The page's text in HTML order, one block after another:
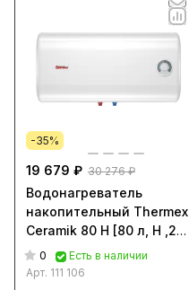
-35%
19 679 ₽ 30 276 ₽
Водонагреватель
накопительный Thermex
Ceramik 80 H [80 л, H ,2
кВт, Белый, 111 106]
0
Есть в наличии
Арт. 111 106